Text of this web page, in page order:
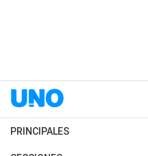
PRINCIPALES